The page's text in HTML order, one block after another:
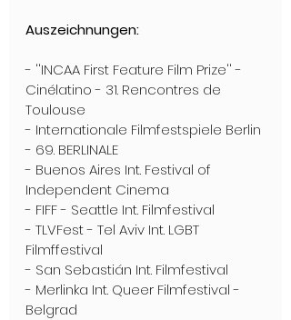
Auszeichnungen:
- ''INCAA First Feature Film Prize'' -
Cinélatino - 31. Rencontres de
Toulouse
- Internationale Filmfestspiele Berlin
- 69. BERLINALE
- Buenos Aires Int. Festival of
Independent Cinema
- FIFF - Seattle Int. Filmfestival
- TLVFest - Tel Aviv Int. LGBT
Filmffestival
- San Sebastián Int. Filmfestival
- Merlinka Int. Queer Filmfestival -
Belgrad